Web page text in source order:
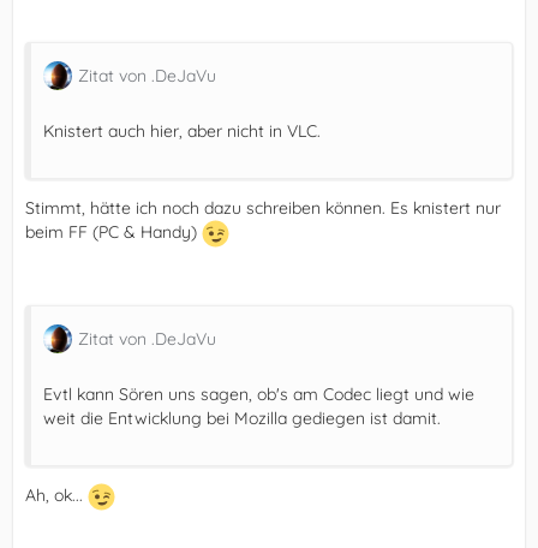
Zitat von .DeJaVu
Knistert auch hier, aber nicht in VLC.
Stimmt, hätte ich noch dazu schreiben können. Es knistert nur
beim FF (PC & Handy)
Zitat von .DeJaVu
Evtl kann Sören uns sagen, ob's am Codec liegt und wie
weit die Entwicklung bei Mozilla gediegen ist damit.
Ah, ok...